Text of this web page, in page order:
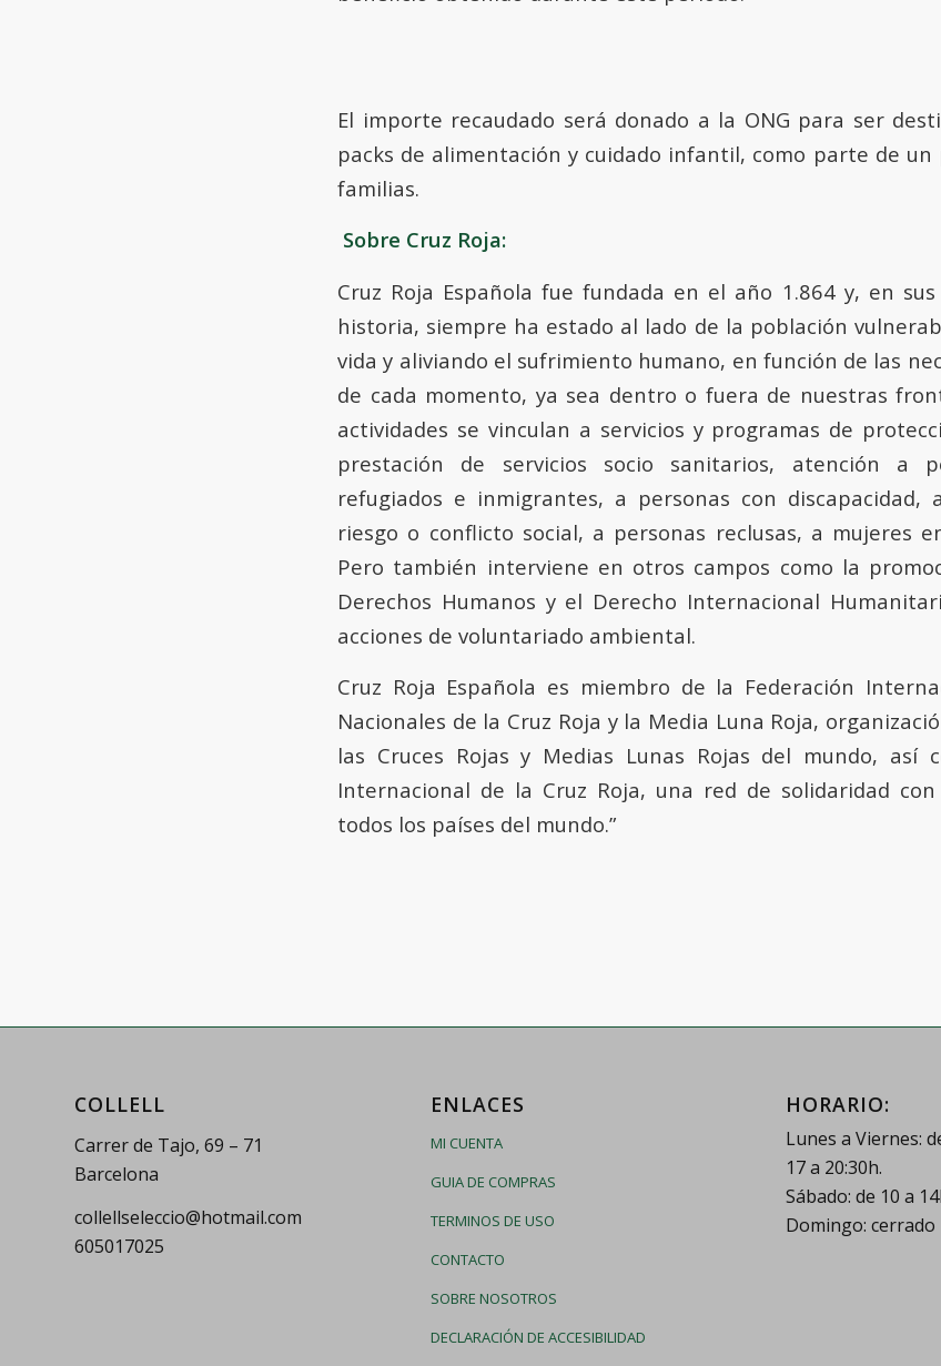
El importe recaudado será donado a la ONG para ser
packs de alimentación y cuidado infantil, como parte de un
familias.
Sobre Cruz Roja:
Cruz Roja Española fue fundada en el año 1.864 y, en
historia, siempre ha estado al lado de la población
vida y aliviando el sufrimiento humano, en función de las
de cada momento, ya sea dentro o fuera de nuestras
actividades se vinculan a servicios y programas de
prestación de servicios socio sanitarios, atención a
refugiados e inmigrantes, a personas con discapacidad,
riesgo o conflicto social, a personas reclusas, a mujeres
Pero también interviene en otros campos como la
Derechos Humanos y el Derecho Internacional
acciones de voluntariado ambiental.
Cruz Roja Española es miembro de la Federación
Nacionales de la Cruz Roja y la Media Luna Roja,
las Cruces Rojas y Medias Lunas Rojas del mundo, así
Internacional de la Cruz Roja, una red de solidaridad
todos los países del mundo.”
COLLELL
Carrer de Tajo, 69 – 71
Barcelona
collellseleccio@hotmail.com
605017025
ENLACES
MI CUENTA
GUIA DE COMPRAS
TERMINOS DE USO
CONTACTO
SOBRE NOSOTROS
DECLARACIÓN DE ACCESIBILIDAD
HORARIO:
Lunes a Viernes:
17 a 20:30h.
Sábado: de 10 a
Domingo: cerrado